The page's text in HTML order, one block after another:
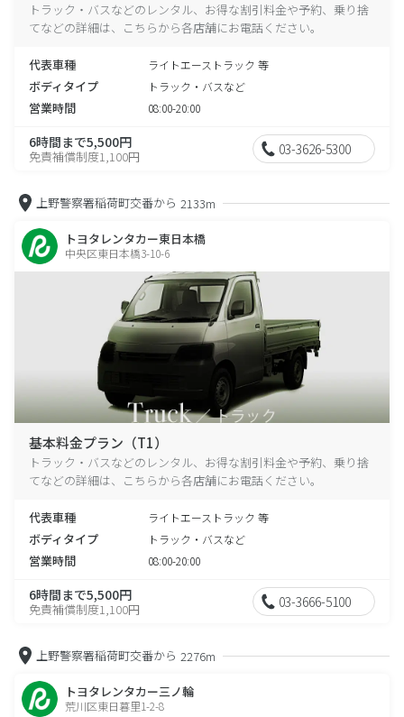
トラック・バスなどのレンタル、お得な割引料金や予約、乗り捨
てなどの詳細は、こちらから各店舗にお電話ください。
代表車種 ライトエーストラック 等
ボディタイプ トラック・バスなど
営業時間 08:00-20:00
6時間まで5,500円
免責補償制度1,100円 03-3626-5300
上野警察署稲荷町交番から 2133m
トヨタレンタカー東日本橋
中央区東日本橋3-10-6
基本料金プラン（T1）
トラック・バスなどのレンタル、お得な割引料金や予約、乗り捨
てなどの詳細は、こちらから各店舗にお電話ください。
代表車種 ライトエーストラック 等
ボディタイプ トラック・バスなど
営業時間 08:00-20:00
6時間まで5,500円
免責補償制度1,100円 03-3666-5100
上野警察署稲荷町交番から 2276m
トヨタレンタカー三ノ輪
荒川区東日暮里1-2-8